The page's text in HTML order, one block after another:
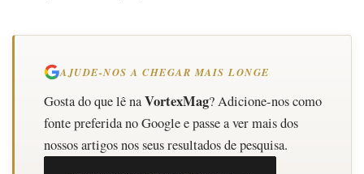
AJUDE-NOS A CHEGAR MAIS LONGE
Gosta do que lê naVortexMag? Adicione-nos como
fonte preferida no Google e passe a ver mais dos
nossos artigos nos seus resultados de pesquisa.